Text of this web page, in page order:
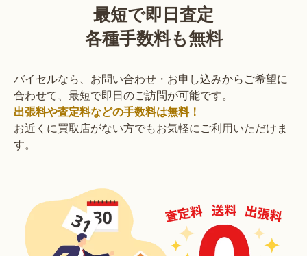
最短で即日査定
各種手数料も無料
バイセルなら、お問い合わせ・お申し込みからご希望に
合わせて、最短で即日のご訪問が可能です。
出張料や査定料などの手数料は無料！
お近くに買取店がない方でもお気軽にご利用いただけま
す。